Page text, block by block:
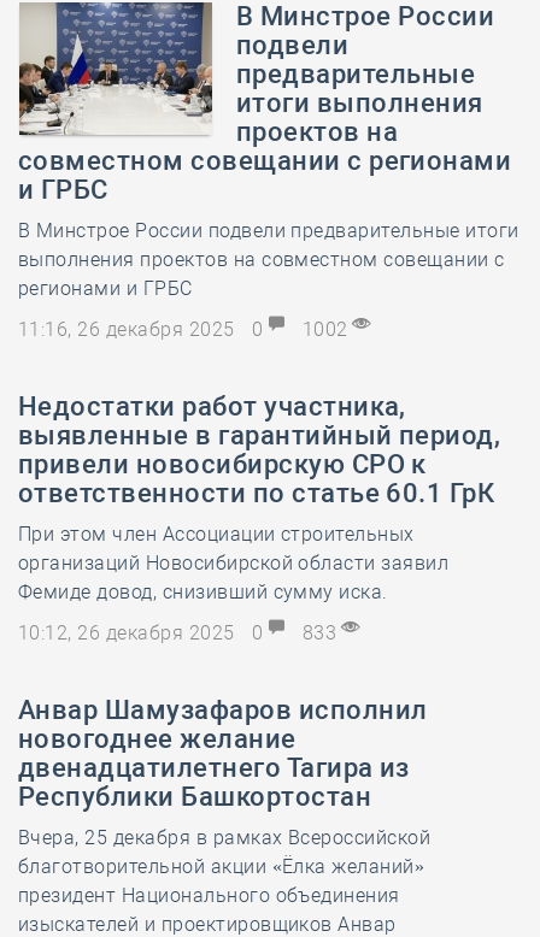
В Минстрое России
подвели
предварительные
итоги выполнения
проектов на
совместном совещании с регионами
и ГРБС
В Минстрое России подвели предварительные итоги
выполнения проектов на совместном совещании с
регионами и ГРБС
11:16, 26 декабря 2025
0 1002
Недостатки работ участника,
выявленные в гарантийный период,
привели новосибирскую СРО к
ответственности по статье 60.1 ГрК
При этом член Ассоциации строительных
организаций Новосибирской области заявил
Фемиде довод, снизивший сумму иска.
10:12, 26 декабря 2025
0 833
Анвар Шамузафаров исполнил
новогоднее желание
двенадцатилетнего Тагира из
Республики Башкортостан
Вчера, 25 декабря в рамках Всероссийской
благотворительной акции «Ёлка желаний»
президент Национального объединения
изыскателей и проектировщиков Анвар